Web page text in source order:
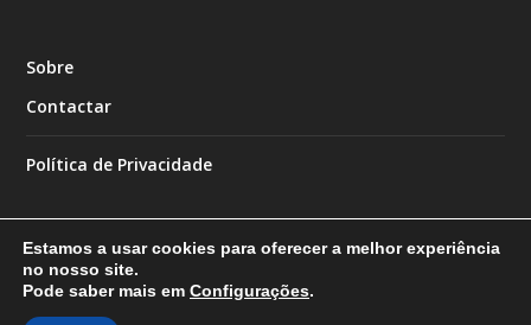
Sobre
Contactar
Política de Privacidade
Designed by
Estamos a usar cookies para oferecer a melhor experiência
no nosso site.
Pode saber mais em Configurações.